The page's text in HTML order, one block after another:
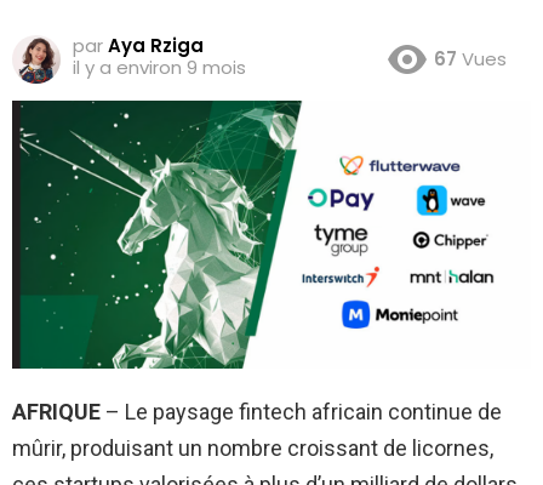
parAya Rziga
il y a environ 9 mois
67 Vues
AFRIQUE – Le paysage fintech africain continue de
mûrir, produisant un nombre croissant de licornes,